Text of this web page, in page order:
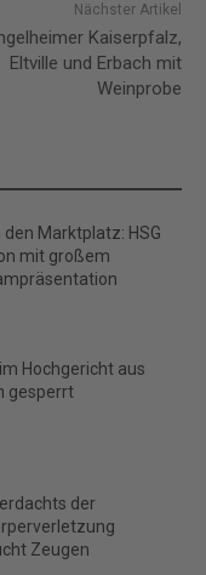
Nächster Artikel
Kaiserpfalz,
Eltville und Erbach mit
Weinprobe
Marktplatz: HSG
mit großem
Hochgericht aus
gesperrt
der
Zeugen